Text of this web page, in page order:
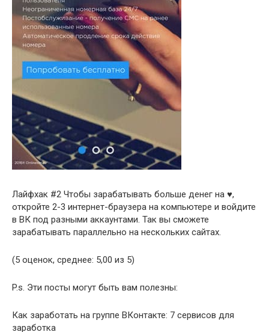
Лайфхак #2 Чтобы зарабатывать больше денег на ♥,
откройте 2-3 интернет-браузера на компьютере и войдите
в ВК под разными аккаунтами. Так вы сможете
зарабатывать параллельно на нескольких сайтах.
(5 оценок, среднее: 5,00 из 5)
P.s. Эти посты могут быть вам полезны:
Как заработать на группе ВКонтакте: 7 сервисов для
заработка